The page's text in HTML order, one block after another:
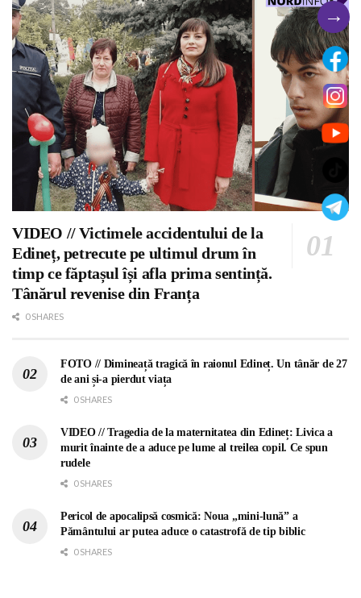
VIDEO // Victimele accidentului de la
Edineț, petrecute pe ultimul drum în
timp ce făptașul își afla prima sentință.
Tânărul revenise din Franța
0 SHARES
FOTO // Dimineață tragică în raionul Edineț. Un tânăr de 27
de ani și-a pierdut viața
0 SHARES
VIDEO // Tragedia de la maternitatea din Edineț: Livica a
murit înainte de a aduce pe lume al treilea copil. Ce spun
rudele
0 SHARES
Pericol de apocalipsă cosmică: Noua „mini-lună” a
Pământului ar putea aduce o catastrofă de tip biblic
0 SHARES
→